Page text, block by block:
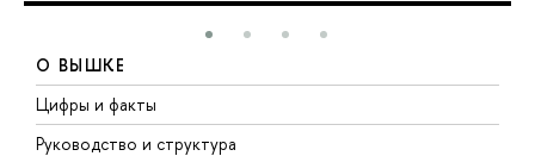
О ВЫШКЕ
Цифры и факты
Руководство и структура